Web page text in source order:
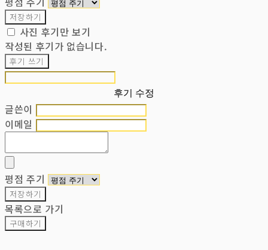
저장하기
사진 후기만 보기
작성된 후기가 없습니다.
후기 쓰기
후기 수정
글쓴이
이메일
평점 주기
저장하기
목록으로 가기
구매하기